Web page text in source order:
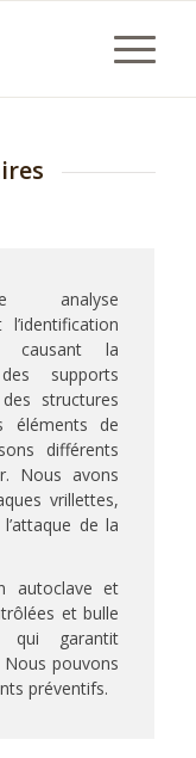
analyse
causant la
supports
structures
éléments de
différents
Nous avons
vrillettes,
de la
autoclave et
et bulle
qui garantit
pouvons
préventifs.